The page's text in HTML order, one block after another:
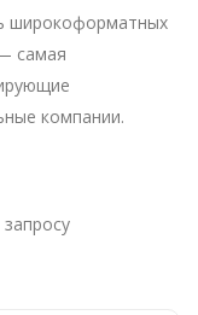
широкоформатных
самая
компании.